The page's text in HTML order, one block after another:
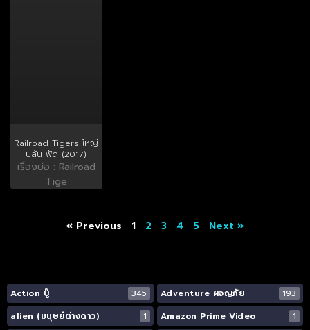
Railroad Tigers ใหญ่
ปล้น ฟัด (2017)
เรื่องย่อ : Railroad
Tige
« Previous 1 2 3 4 5 Next »
Action บู๊ 345 Adventure ผจญภัย
193
alien (มนุษย์ต่างดาว)
1 Amazon Prime Video 1